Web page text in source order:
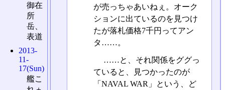
が売っちゃあいねぇ。オーク
ションに出ているのを見つけ
たが落札価格7千円ってアン
タ……。
……と、それ関係をググっ
ていると、見つかったのが
「NAVAL WAR」という、ど
御在
所
岳、
表道
2013-
11-
17(Sun)
艦こ